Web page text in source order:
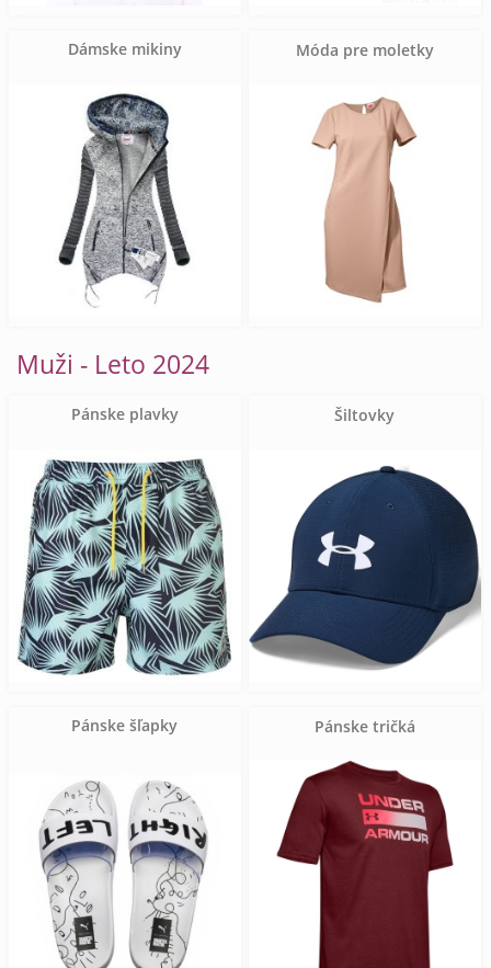
Dámske mikiny Móda pre moletky
Muži - Leto 2024
Pánske plavky Šiltovky
Pánske šľapky Pánske tričká